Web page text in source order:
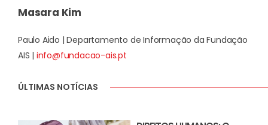
Masara Kim
Paulo Aido | Departamento de Informação da Fundação
AIS | info@fundacao-ais.pt
ÚLTIMAS NOTÍCIAS